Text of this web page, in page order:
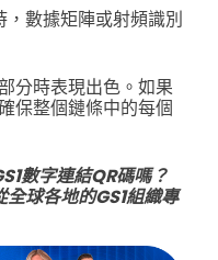
數據矩陣或射頻識別
分時表現出色。如果
保整個鏈條中的每個
數字連結QR碼嗎？
球各地的GS1組織專